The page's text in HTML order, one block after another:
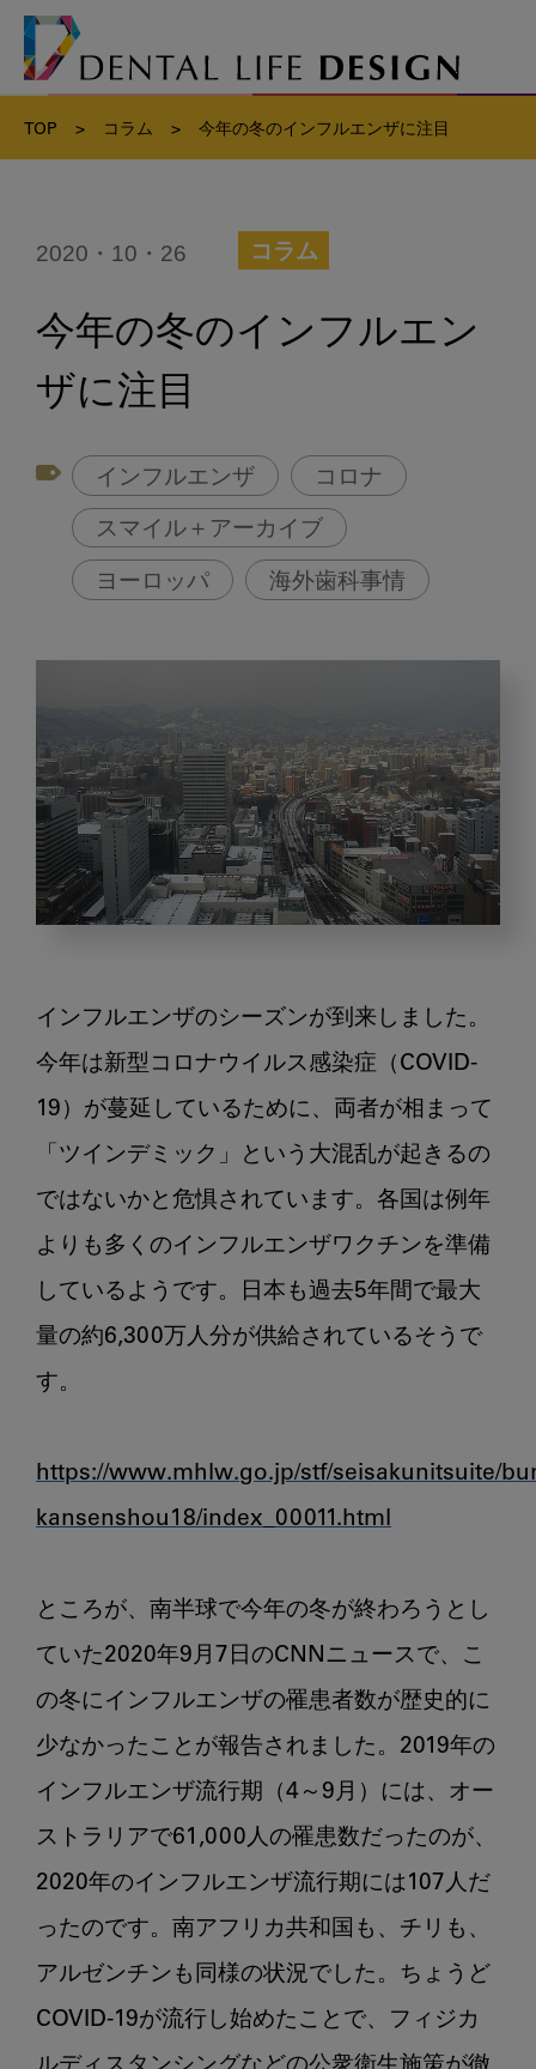
TOP > コラム > 今年の冬のインフルエンザに注目
2020・10・26 コラム
今年の冬のインフルエン
ザに注目
インフルエンザ コロナ
スマイル＋アーカイブ
ヨーロッパ 海外歯科事情
の
冬
の
イ
フ
ル
ン
ザ
注
目
インフルエンザのシーズンが到来しました。
今年は新型コロナウイルス感染症（COVID-
19）が蔓延しているために、両者が相まって
「ツインデミック」という大混乱が起きるの
ではないかと危惧されています。各国は例年
よりも多くのインフルエンザワクチンを準備
しているようです。日本も過去5年間で最大
量の約6,300万人分が供給されているそうで
す。
https://www.mhlw.go.jp/stf/seisakunitsuite/
kansenshou18/index_00011.html
ところが、南半球で今年の冬が終わろうとし
ていた2020年9月7日のCNNニュースで、こ
の冬にインフルエンザの罹患者数が歴史的に
少なかったことが報告されました。2019年の
インフルエンザ流行期（4～9月）には、オー
ストラリアで61,000人の罹患数だったのが、
2020年のインフルエンザ流行期には107人だ
ったのです。南アフリカ共和国も、チリも、
アルゼンチンも同様の状況でした。ちょうど
COVID-19が流行し始めたことで、フィジカ